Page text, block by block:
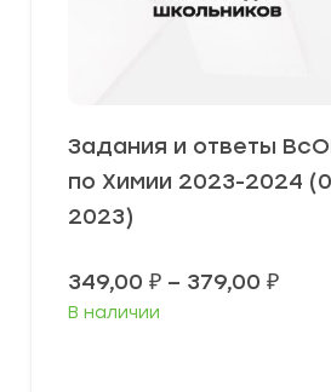
Задания и ответы
по Химии 2023-2024
2023)
349,00 ₽ – 379,00 ₽
В наличии